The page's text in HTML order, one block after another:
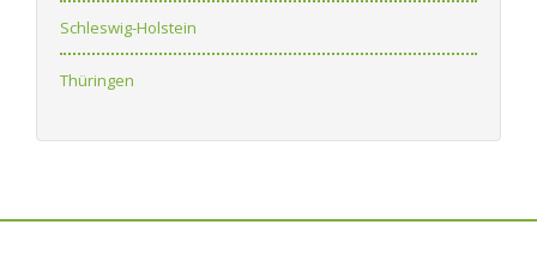
Schleswig-Holstein
Thüringen